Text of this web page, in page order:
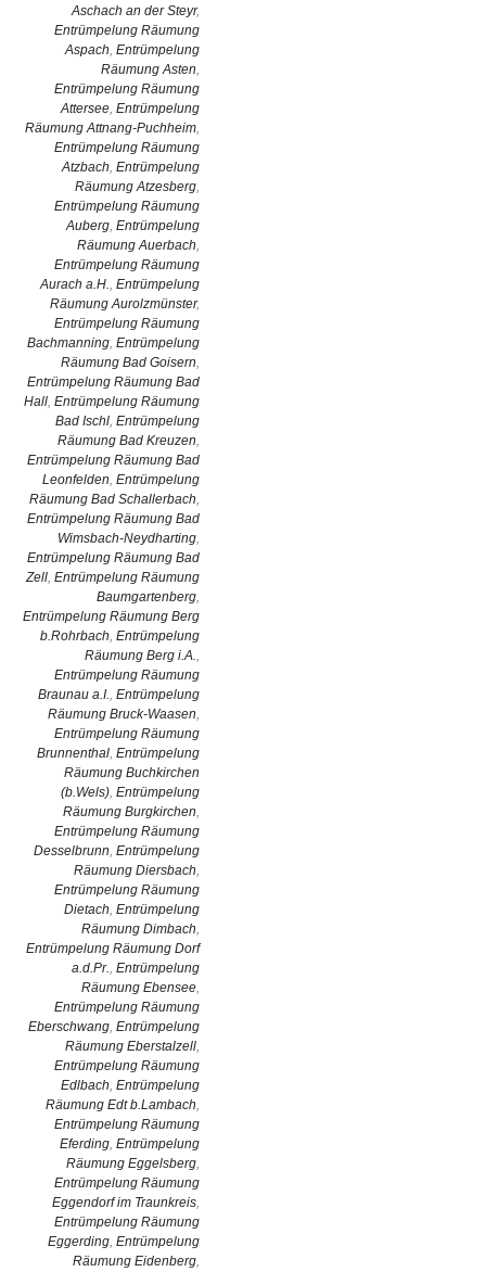
Aschach an der Steyr,
Entrümpelung Räumung
Aspach, Entrümpelung
Räumung Asten,
Entrümpelung Räumung
Attersee, Entrümpelung
Räumung Attnang-Puchheim,
Entrümpelung Räumung
Atzbach, Entrümpelung
Räumung Atzesberg,
Entrümpelung Räumung
Auberg, Entrümpelung
Räumung Auerbach,
Entrümpelung Räumung
Aurach a.H., Entrümpelung
Räumung Aurolzmünster,
Entrümpelung Räumung
Bachmanning, Entrümpelung
Räumung Bad Goisern,
Entrümpelung Räumung Bad
Hall, Entrümpelung Räumung
Bad Ischl, Entrümpelung
Räumung Bad Kreuzen,
Entrümpelung Räumung Bad
Leonfelden, Entrümpelung
Räumung Bad Schallerbach,
Entrümpelung Räumung Bad
Wimsbach-Neydharting,
Entrümpelung Räumung Bad
Zell, Entrümpelung Räumung
Baumgartenberg,
Entrümpelung Räumung Berg
b.Rohrbach, Entrümpelung
Räumung Berg i.A.,
Entrümpelung Räumung
Braunau a.I., Entrümpelung
Räumung Bruck-Waasen,
Entrümpelung Räumung
Brunnenthal, Entrümpelung
Räumung Buchkirchen
(b.Wels), Entrümpelung
Räumung Burgkirchen,
Entrümpelung Räumung
Desselbrunn, Entrümpelung
Räumung Diersbach,
Entrümpelung Räumung
Dietach, Entrümpelung
Räumung Dimbach,
Entrümpelung Räumung Dorf
a.d.Pr., Entrümpelung
Räumung Ebensee,
Entrümpelung Räumung
Eberschwang, Entrümpelung
Räumung Eberstalzell,
Entrümpelung Räumung
Edlbach, Entrümpelung
Räumung Edt b.Lambach,
Entrümpelung Räumung
Eferding, Entrümpelung
Räumung Eggelsberg,
Entrümpelung Räumung
Eggendorf im Traunkreis,
Entrümpelung Räumung
Eggerding, Entrümpelung
Räumung Eidenberg,